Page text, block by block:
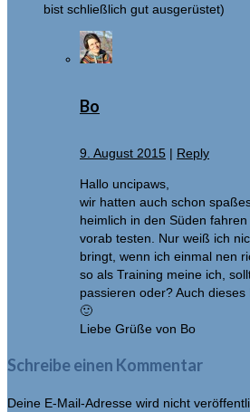
bist schließlich gut ausgerüstet)
Bo
9. August 2015 | Reply
Hallo uncipaws,
wir hatten auch schon
heimlich in den Süden
vorab testen. Nur weiß ich
bringt, wenn ich einmal nen
so als Training meine ich,
passieren oder? Auch
🙂
Liebe Grüße von Bo
Schreibe einen Kommentar
Deine E-Mail-Adresse wird nicht